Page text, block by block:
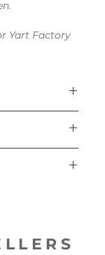
Yart Factory